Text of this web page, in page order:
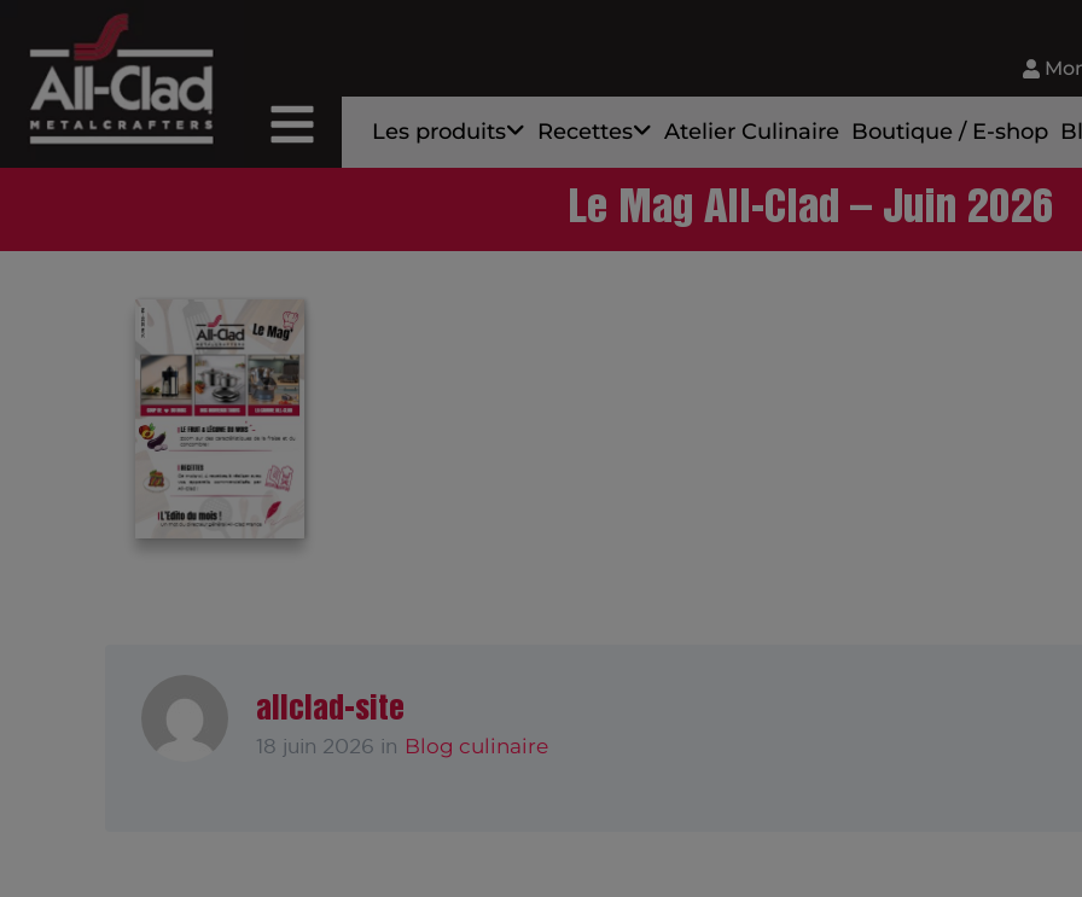
Les produits Recettes Atelier Culinaire Boutique / E-shop
Le Mag All-Clad – Juin 2026
allclad-site
18 juin 2026 in Blog culinaire